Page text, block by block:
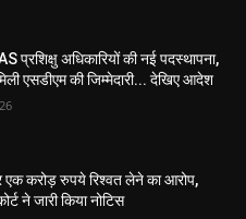
प्रशिक्षु अधिकारियों की नई पदस्थापना,
एसडीएम की जिम्मेदारी... देखिए आदेश
एक करोड़ रुपये रिश्वत लेने का आरोप,
ने जारी किया नोटिस